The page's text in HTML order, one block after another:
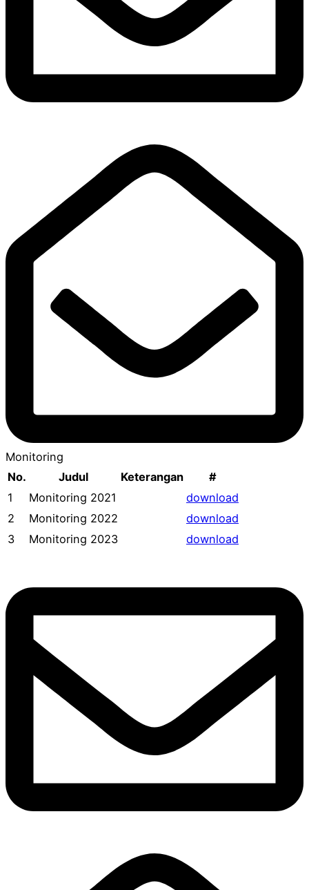
Monitoring
No.
Judul Keterangan
#
1
Monitoring 2021
download
2
Monitoring 2022
download
3
Monitoring 2023 download